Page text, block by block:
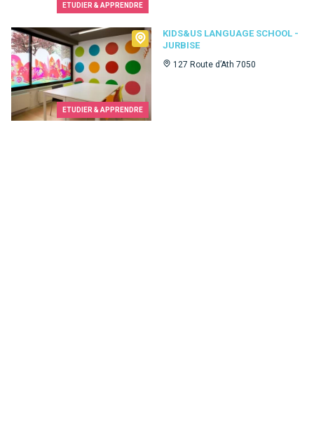
ETUDIER & APPRENDRE
ETUDIER & APPRENDRE
KIDS&US LANGUAGE SCHOOL -
JURBISE
127 Route d’Ath 7050
Kids&Us language school - Jurbise